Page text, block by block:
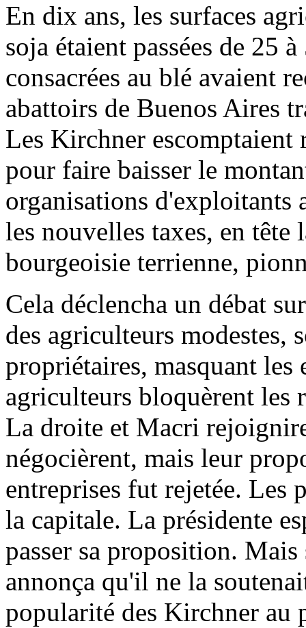
En dix ans, les surfaces
soja étaient passées de 25
consacrées au blé avaient
abattoirs de Buenos Aires
Les Kirchner
pour faire baisser le
organisations d'exploitants
les nouvelles taxes, en
bourgeoisie terrienne,
Cela déclencha un débat
des agriculteurs modestes,
propriétaires, masquant les
agriculteurs bloquèrent les
La droite et Macri
négocièrent, mais leur
entreprises fut rejetée. Les
la capitale. La présidente
passer sa proposition.
annonça qu'il ne la
popularité des Kirchner au